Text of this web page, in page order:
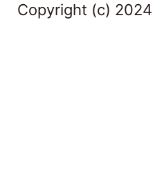
Copyright (c)